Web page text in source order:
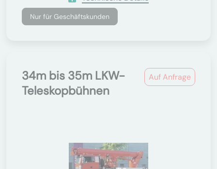
Nur für Geschäftskunden
Auf Anfrage
34m bis 35m LKW-
Teleskopbühnen